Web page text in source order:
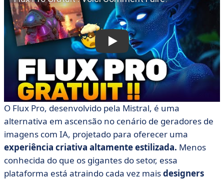
O Flux Pro, desenvolvido pela Mistral, é uma
alternativa em ascensão no cenário de geradores de
imagens com IA, projetado para oferecer uma
experiência criativa altamente estilizada. Menos
conhecida do que os gigantes do setor, essa
plataforma está atraindo cada vez maisdesigners